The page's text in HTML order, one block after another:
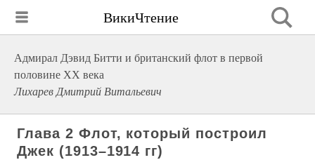
ВикиЧтение
Адмирал Дэвид Битти и британский флот в первой
половине ХХ века
Лихарев Дмитрий Витальевич
Глава 2 Флот, который построил
Джек (1913–1914 гг)